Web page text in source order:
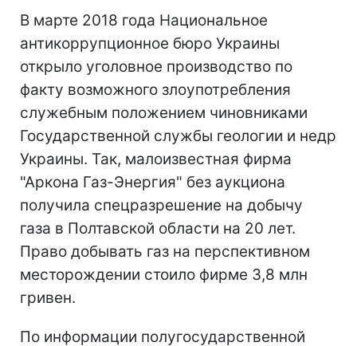
В марте 2018 года Национальное
антикоррупционное бюро Украины
открыло уголовное производство по
факту возможного злоупотребления
служебным положением чиновниками
Государственной службы геологии и недр
Украины. Так, малоизвестная фирма
"Аркона Газ-Энергия" без аукциона
получила спецразрешение на добычу
газа в Полтавской области на 20 лет.
Право добывать газ на перспективном
месторождении стоило фирме 3,8 млн
гривен.
По информации полугосударственной